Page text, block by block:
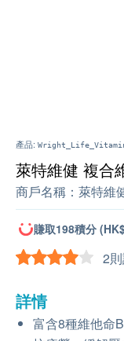
產品:
萊特維健 複合
商戶名稱： 萊特維
賺取198積分
2
詳情
富含8種維他命